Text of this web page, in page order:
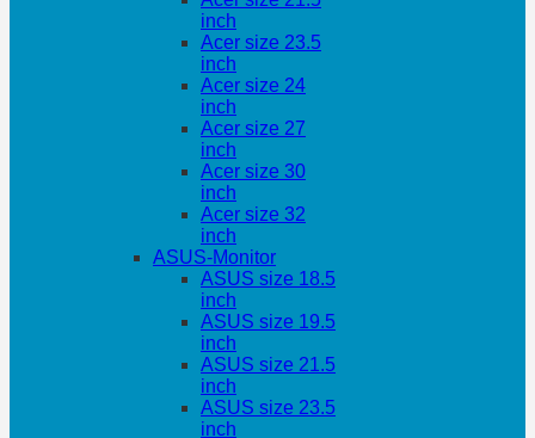
inch
Acer size 23.5
inch
Acer size 24
inch
Acer size 27
inch
Acer size 30
inch
Acer size 32
inch
ASUS-Monitor
ASUS size 18.5
inch
ASUS size 19.5
inch
ASUS size 21.5
inch
ASUS size 23.5
inch